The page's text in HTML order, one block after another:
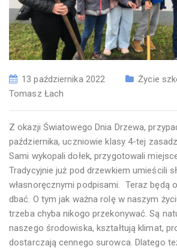
13 października 2022 Życie
Tomasz Łach
Z okazji Światowego Dnia Drzewa,
października, uczniowie klasy 4-tej
Sami wykopali dołek, przygotowali
Tradycyjnie już pod drzewkiem umieścili
własnoręcznymi podpisami. Teraz będą
dbać. O tym jak ważna rolę w naszym
trzeba chyba nikogo przekonywać. Są
naszego środowiska, kształtują klimat,
dostarczają cennego surowca. Dlatego